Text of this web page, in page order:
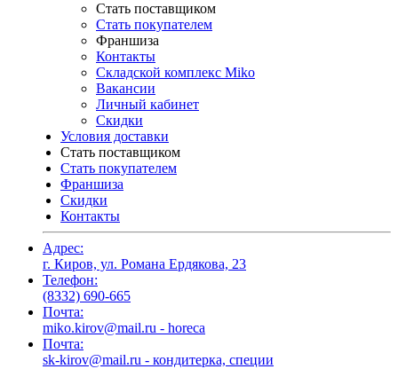
Стать поставщиком
Стать покупателем
Франшиза
Контакты
Складской комплекс Miko
Вакансии
Личный кабинет
Скидки
Условия доставки
Стать поставщиком
Стать покупателем
Франшиза
Скидки
Контакты
Адрес:
г. Киров, ул. Романа Ердякова, 23
Телефон:
(8332) 690-665
Почта:
miko.kirov@mail.ru - horeca
Почта:
sk-kirov@mail.ru - кондитерка, специи